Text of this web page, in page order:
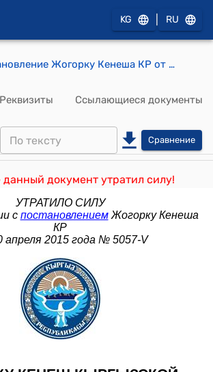
KG RU
Постановление Жогорку Кенеша КР от 24 декабря 2014 года № 4623-V "О внесении изменения в постановление Жогорку Кенеша Кыргызской Республики "О составе Правительства Кыргызской Республики" от 3 апреля 2014 года № 3935-V"
Реквизиты Ссылающиеся документы
Сравнение
документ утратил силу!